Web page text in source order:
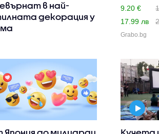
в най-
декорация у
на Л..
9.20 €
17.99 лв
Grabo.bg
Япония до милиарди Кучета